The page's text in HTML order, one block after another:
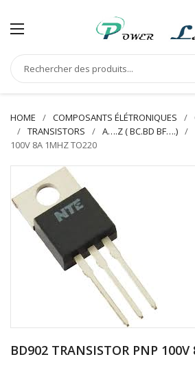
HOME COMPOSANTS ÉLÉTRONIQUES
TRANSISTORS
A….Z ( BC.BD BF….)
100V 8A 1MHZ TO220
BD902 TRANSISTOR PNP